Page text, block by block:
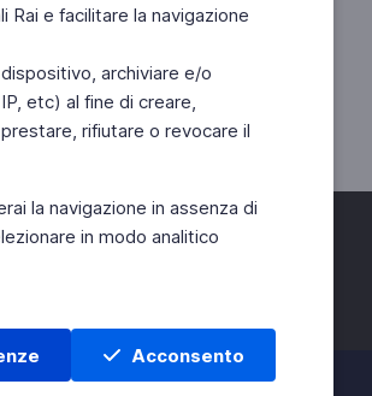
e facilitare la navigazione
archiviare e/o
etc) al fine di creare,
rifiutare o revocare il
la navigazione in assenza di
in modo analitico
Acconsento